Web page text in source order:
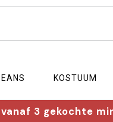
KOSTUUM
3 gekochte